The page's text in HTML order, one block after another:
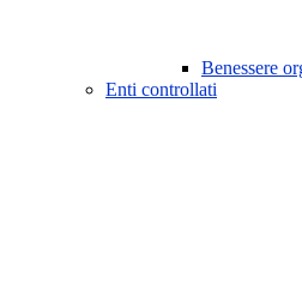
Benessere
Enti controllati